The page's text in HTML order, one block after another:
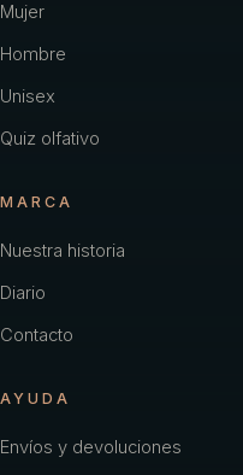
Mujer
Hombre
Unisex
Quiz olfativo
MARCA
Nuestra historia
Diario
Contacto
AYUDA
Envíos y devoluciones